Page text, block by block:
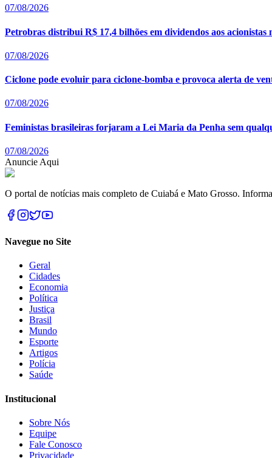
07/08/2026
Petrobras distribui R$ 17,4 bilhões em dividendos aos acionistas
07/08/2026
Ciclone pode evoluir para ciclone-bomba e provoca alerta de
07/08/2026
Feministas brasileiras forjaram a Lei Maria da Penha sem
07/08/2026
Anuncie Aqui
O portal de notícias mais completo de Cuiabá e Mato Grosso.
Navegue no Site
Geral
Cidades
Economia
Política
Justiça
Brasil
Mundo
Esporte
Artigos
Polícia
Saúde
Institucional
Sobre Nós
Equipe
Fale Conosco
Privacidade